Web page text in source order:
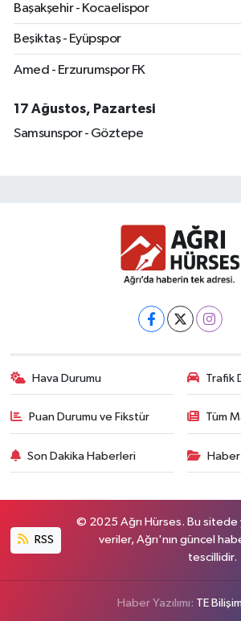
Başakşehir - Kocaelispor
Beşiktaş - Eyüpspor
Amed - Erzurumspor FK
17 Ağustos, Pazartesi
Samsunspor - Göztepe
Hava Durumu Trafik
Puan Durumu ve Fikstür Tüm
Son Dakika Haberleri
RSS
© 2025 Ağrı Hürses. Bu sitede
veriler, Ağrı'nın güncel
tescillidir.
Haber Yazılımı: TE Bilişim